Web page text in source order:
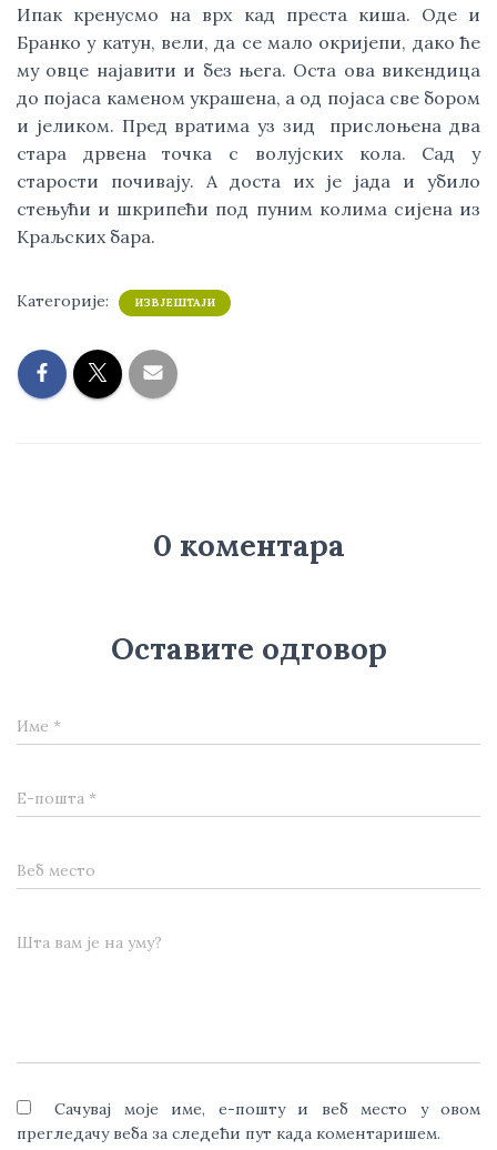
Ипак кренусмо на врх кад преста киша. Оде и
Бранко у катун, вели, да се мало окријепи, дако ће
му овце најавити и без њега. Оста ова викендица
до појаса каменом украшена, а од појаса све бором
и јеликом. Пред вратима уз зид прислоњена два
стара дрвена точка с волујских кола. Сад у
старости почивају. А доста их је јада и убило
стењући и шкрипећи под пуним колима сијена из
Краљских бара.
Категорије: ИЗВЈЕШТАЈИ
0 коментара
Оставите одговор
Име *
Е-пошта *
Веб место
Шта вам је на уму?
Сачувај моје име, е-пошту и веб место у овом
прегледачу веба за следећи пут када коментаришем.